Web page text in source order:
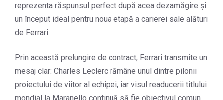
reprezenta răspunsul perfect după acea dezamăgire și
un început ideal pentru noua etapă a carierei sale alături
de Ferrari.
Prin această prelungire de contract, Ferrari transmite un
mesaj clar: Charles Leclerc rămâne unul dintre pilonii
proiectului de viitor al echipei, iar visul readucerii titlului
mondial la Maranello continuă să fie obiectivul comun